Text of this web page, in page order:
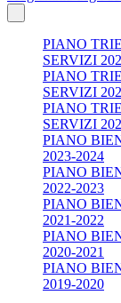
PIANO
SERVIZI
PIANO
SERVIZI
PIANO
SERVIZI
PIANO
2023-2024
PIANO
2022-2023
PIANO
2021-2022
PIANO
2020-2021
PIANO
2019-2020